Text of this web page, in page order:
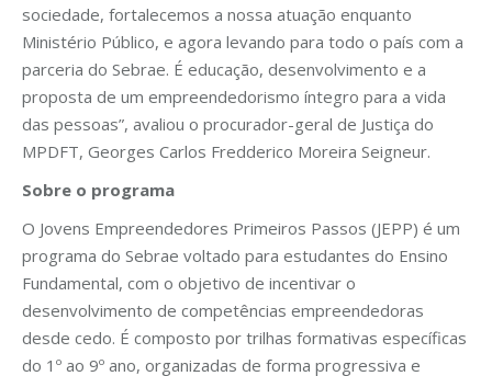
sociedade, fortalecemos a nossa atuação enquanto
Ministério Público, e agora levando para todo o país com a
parceria do Sebrae. É educação, desenvolvimento e a
proposta de um empreendedorismo íntegro para a vida
das pessoas”, avaliou o procurador-geral de Justiça do
MPDFT, Georges Carlos Fredderico Moreira Seigneur.
Sobre o programa
O Jovens Empreendedores Primeiros Passos (JEPP) é um
programa do Sebrae voltado para estudantes do Ensino
Fundamental, com o objetivo de incentivar o
desenvolvimento de competências empreendedoras
desde cedo. É composto por trilhas formativas específicas
do 1º ao 9º ano, organizadas de forma progressiva e